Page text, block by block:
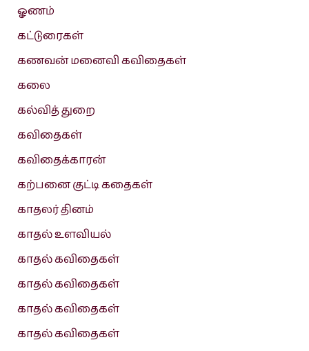
ஓணம்
கட்டுரைகள்
கணவன் மனைவி கவிதைகள்
கலை
கல்வித் துறை
கவிதைகள்
கவிதைக்காரன்
கற்பனை குட்டி கதைகள்
காதலர் தினம்
காதல் உளவியல்
காதல் கவிதைகள்
காதல் கவிதைகள்
காதல் கவிதைகள்
காதல் கவிதைகள்